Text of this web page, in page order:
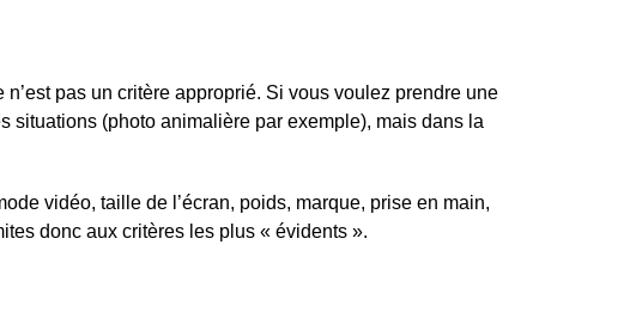
pas un critère approprié. Si vous voulez prendre une
situations (photo animalière par exemple), mais dans la
vidéo, taille de l’écran, poids, marque, prise en main,
donc aux critères les plus « évidents ».